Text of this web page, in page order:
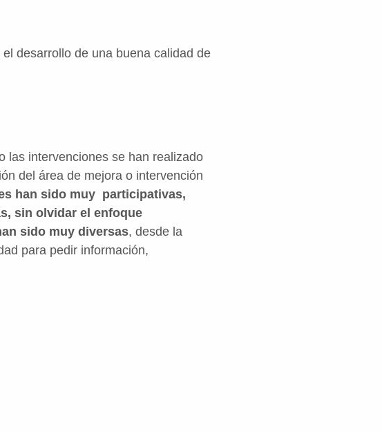
desarrollo de una buena calidad de
las intervenciones se han realizado
del área de mejora o intervención
han sido muy participativas,
sin olvidar el enfoque
sido muy diversas, desde la
para pedir información,